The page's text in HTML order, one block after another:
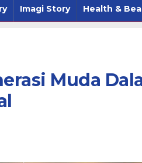
Imagi Story Health &
Muda